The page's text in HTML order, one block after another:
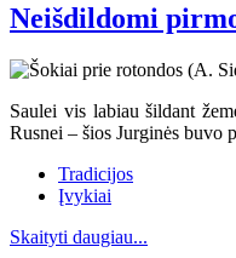
Neišdildomi
Saulei vis labiau šildant
Rusnei – šios Jurginės buvo
Tradicijos
Įvykiai
Skaityti daugiau...